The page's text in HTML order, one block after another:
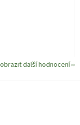
další hodnocení